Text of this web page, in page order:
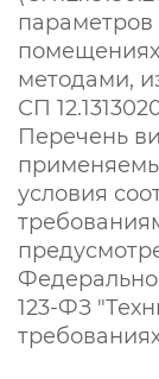
параметров
методами,
СП
Перечень
условия
123-ФЗ